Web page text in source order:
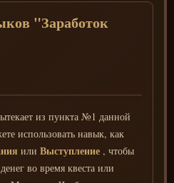
"Заработок
из пункта №1 данной
использовать навык, как
или Выступление , чтобы
во время квеста или